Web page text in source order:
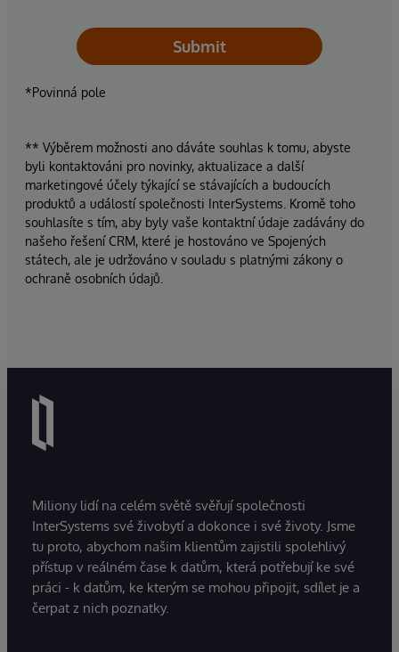
Submit
*Povinná pole
** Výběrem možnosti ano dáváte souhlas k tomu, abyste
byli kontaktováni pro novinky, aktualizace a další
marketingové účely týkající se stávajících a budoucích
produktů a událostí společnosti InterSystems. Kromě toho
souhlasíte s tím, aby byly vaše kontaktní údaje zadávány do
našeho řešení CRM, které je hostováno ve Spojených
státech, ale je udržováno v souladu s platnými zákony o
ochraně osobních údajů.
Miliony lidí na celém světě svěřují společnosti
InterSystems své živobytí a dokonce i své životy. Jsme
tu proto, abychom našim klientům zajistili spolehlivý
přístup v reálném čase k datům, která potřebují ke své
práci - k datům, ke kterým se mohou připojit, sdílet je a
čerpat z nich poznatky.